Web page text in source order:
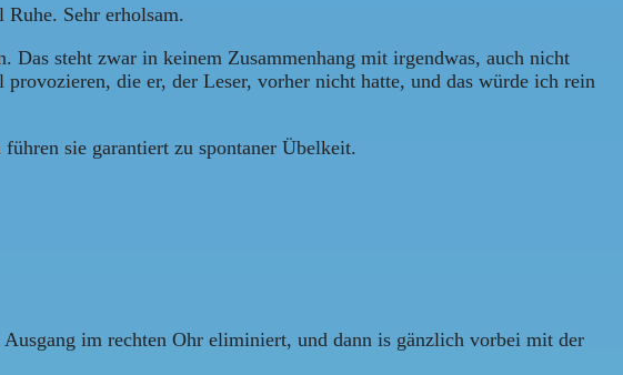
Sehr erholsam.
Das steht zwar in keinem Zusammenhang mit irgendwas, auch nicht
die er, der Leser, vorher nicht hatte, und das würde ich rein
sie garantiert zu spontaner Übelkeit.
im rechten Ohr eliminiert, und dann is gänzlich vorbei mit der